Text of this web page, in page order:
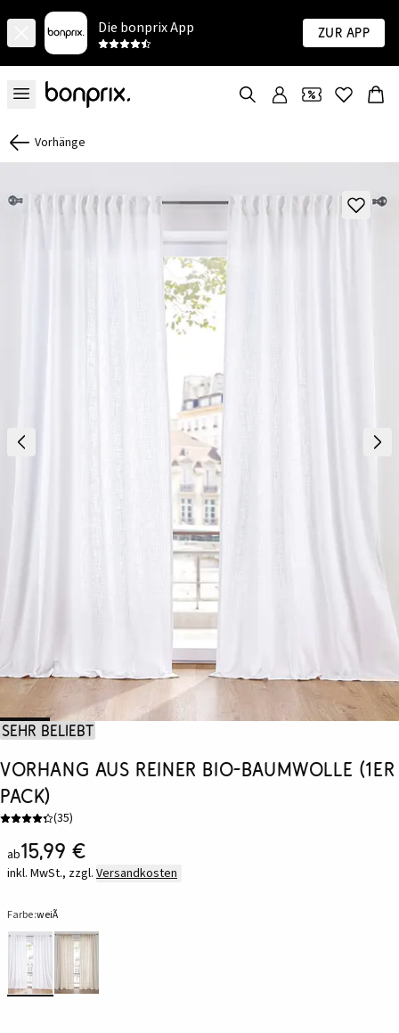
Die bonprix App Zur App
Vorhänge
Sehr beliebt
Vorhang aus reiner Bio-Baumwolle (1er
Pack)
(35)
ab15,99 €
inkl. MwSt., zzgl. Versandkosten
Farbe:weiÃ